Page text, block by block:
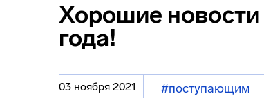
Хорошие новости
года!
03 ноября 2021 #поступающим